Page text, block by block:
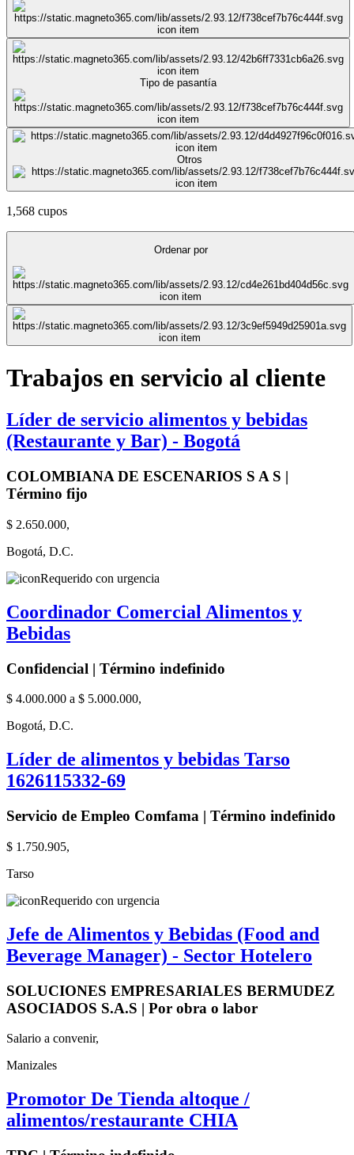
Tipo de pasantía
Otros
1,568 cupos
Ordenar por
Trabajos en servicio al cliente
Líder de servicio alimentos y bebidas
(Restaurante y Bar) - Bogotá
COLOMBIANA DE ESCENARIOS S A S |
Término fijo
$ 2.650.000,
Bogotá, D.C.
Requerido con urgencia
Coordinador Comercial Alimentos y
Bebidas
Confidencial | Término indefinido
$ 4.000.000 a $ 5.000.000,
Bogotá, D.C.
Líder de alimentos y bebidas Tarso
1626115332-69
Servicio de Empleo Comfama | Término indefinido
$ 1.750.905,
Tarso
Requerido con urgencia
Jefe de Alimentos y Bebidas (Food and
Beverage Manager) - Sector Hotelero
SOLUCIONES EMPRESARIALES BERMUDEZ
ASOCIADOS S.A.S | Por obra o labor
Salario a convenir,
Manizales
Promotor De Tienda altoque /
alimentos/restaurante CHIA